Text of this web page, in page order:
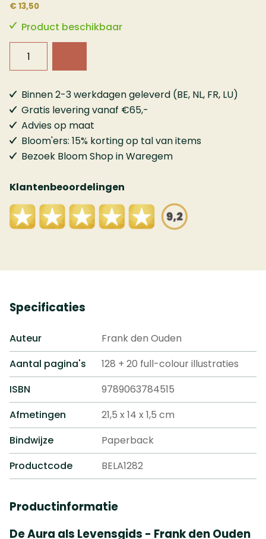
€ 13,50
Product beschikbaar
Binnen 2-3 werkdagen geleverd (BE, NL, FR, LU)
Gratis levering vanaf €65,-
Advies op maat
Bloom'ers: 15% korting op tal van items
Bezoek Bloom Shop in Waregem
Klantenbeoordelingen
Specificaties
Auteur
Frank den Ouden
Aantal pagina's
128 + 20 full-colour illustraties
ISBN
9789063784515
Afmetingen
21,5 x 14 x 1,5 cm
Bindwijze
Paperback
Productcode
BELA1282
Productinformatie
De Aura als Levensgids - Frank den Ouden